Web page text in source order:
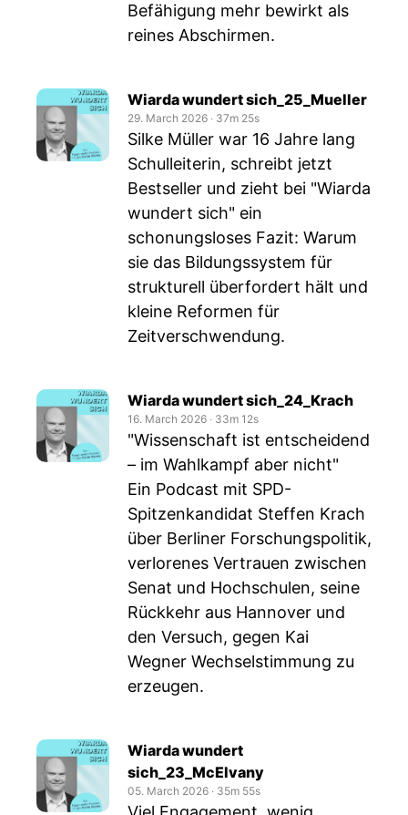
Befähigung mehr bewirkt als
reines Abschirmen.
Wiarda wundert sich_25_Mueller
29. March 2026 ‧ 37m 25s
Silke Müller war 16 Jahre lang
Schulleiterin, schreibt jetzt
Bestseller und zieht bei "Wiarda
wundert sich" ein
schonungsloses Fazit: Warum
sie das Bildungssystem für
strukturell überfordert hält und
kleine Reformen für
Zeitverschwendung.
Wiarda wundert sich_24_Krach
16. March 2026 ‧ 33m 12s
"Wissenschaft ist entscheidend
– im Wahlkampf aber nicht"
Ein Podcast mit SPD-
Spitzenkandidat Steffen Krach
über Berliner Forschungspolitik,
verlorenes Vertrauen zwischen
Senat und Hochschulen, seine
Rückkehr aus Hannover und
den Versuch, gegen Kai
Wegner Wechselstimmung zu
erzeugen.
Wiarda wundert
sich_23_McElvany
05. March 2026 ‧ 35m 55s